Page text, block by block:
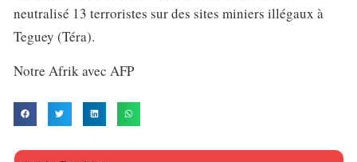
neutralisé 13 terroristes sur des sites miniers illégaux à
Teguey (Téra).
Notre Afrik avec AFP